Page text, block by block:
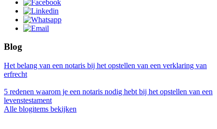
Blog
Het belang van een notaris bij het opstellen van een verklaring van
erfrecht
5 redenen waarom je een notaris nodig hebt bij het opstellen van een
levenstestament
Alle blogitems bekijken